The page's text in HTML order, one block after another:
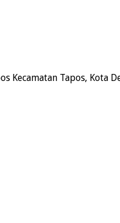
Kecamatan Tapos, Kota